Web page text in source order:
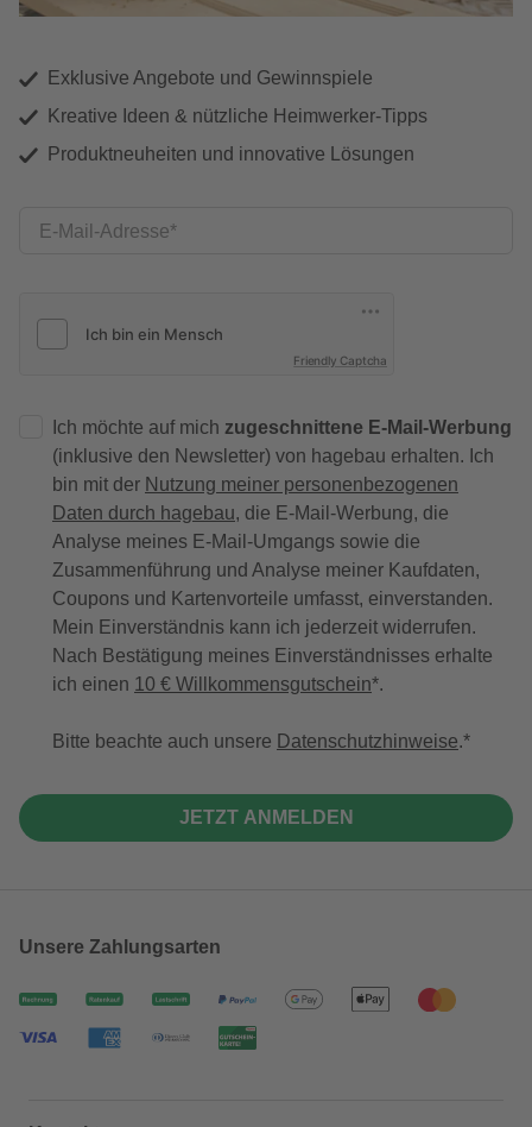
Exklusive Angebote und Gewinnspiele
Kreative Ideen & nützliche Heimwerker-Tipps
Produktneuheiten und innovative Lösungen
E-Mail-Adresse
Friendly Captcha
Ich möchte auf mich zugeschnittene E-Mail-Werbung
(inklusive den Newsletter) von hagebau erhalten. Ich
bin mit der Nutzung meiner personenbezogenen
Daten durch hagebau, die E-Mail-Werbung, die
Analyse meines E-Mail-Umgangs sowie die
Zusammenführung und Analyse meiner Kaufdaten,
Coupons und Kartenvorteile umfasst, einverstanden.
Mein Einverständnis kann ich jederzeit widerrufen.
Nach Bestätigung meines Einverständnisses erhalte
ich einen 10 € Willkommensgutschein*.
Bitte beachte auch unsere Datenschutzhinweise.
JETZT ANMELDEN
Unsere Zahlungsarten